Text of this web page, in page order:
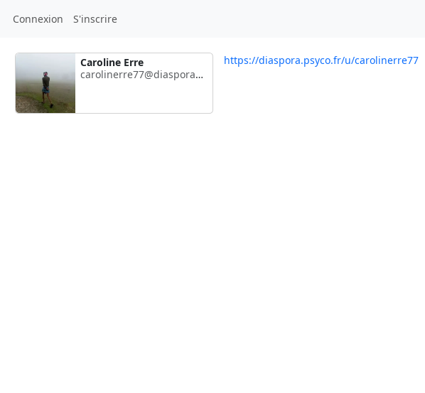
Connexion S'inscrire
Caroline Erre
carolinerre77@diaspora.psyco.fr
https://diaspora.psyco.fr/u/carolinerre77